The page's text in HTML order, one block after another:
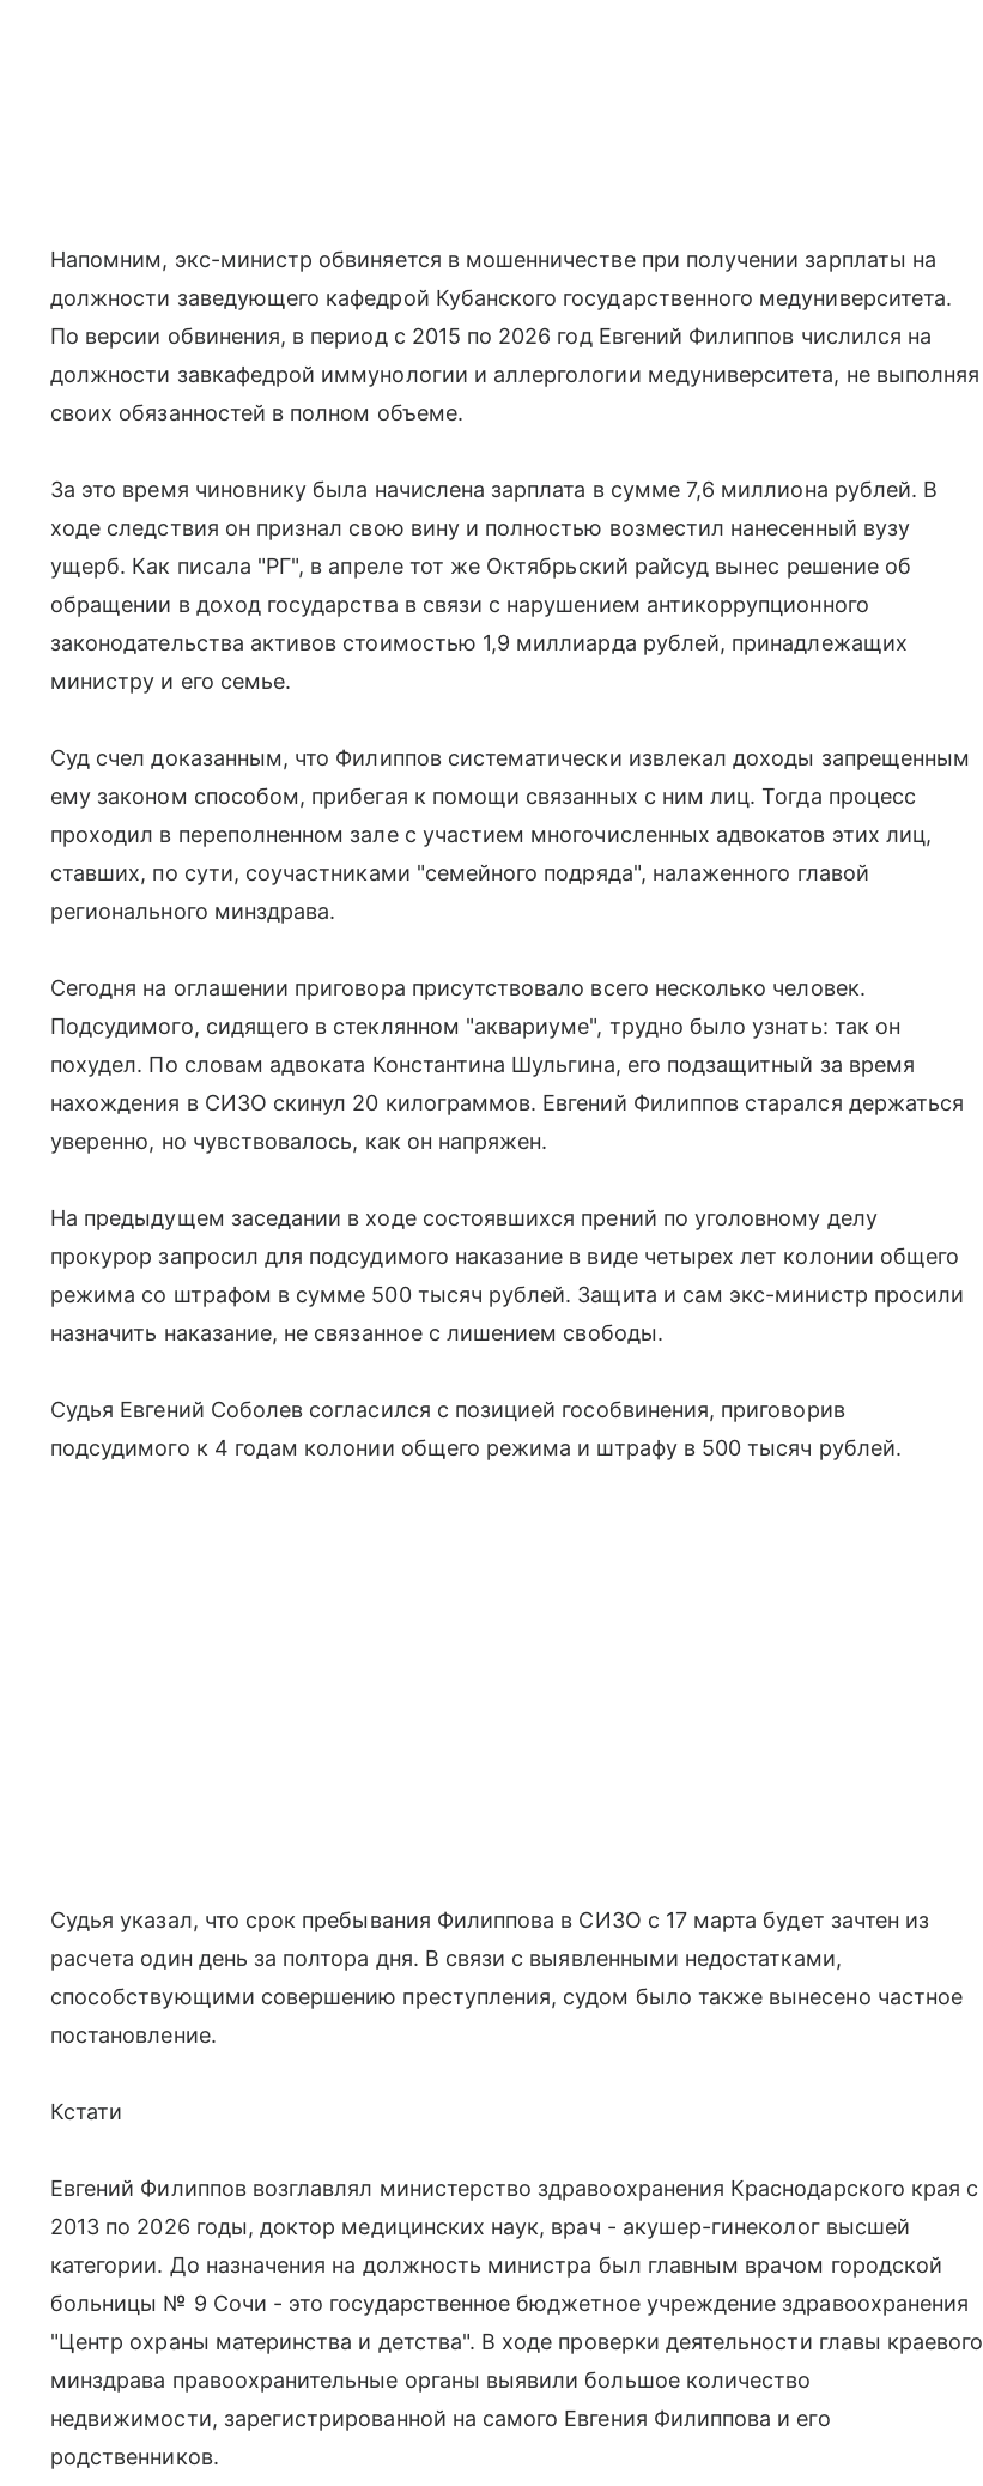
Напомним, экс-министр обвиняется в мошенничестве при получении зарплаты на
должности заведующего кафедрой Кубанского государственного медуниверситета.
По версии обвинения, в период с 2015 по 2026 год Евгений Филиппов числился на
должности завкафедрой иммунологии и аллергологии медуниверситета, не выполняя
своих обязанностей в полном объеме.
За это время чиновнику была начислена зарплата в сумме 7,6 миллиона рублей. В
ходе следствия он признал свою вину и полностью возместил нанесенный вузу
ущерб. Как писала "РГ", в апреле тот же Октябрьский райсуд вынес решение об
обращении в доход государства в связи с нарушением антикоррупционного
законодательства активов стоимостью 1,9 миллиарда рублей, принадлежащих
министру и его семье.
Суд счел доказанным, что Филиппов систематически извлекал доходы запрещенным
ему законом способом, прибегая к помощи связанных с ним лиц. Тогда процесс
проходил в переполненном зале с участием многочисленных адвокатов этих лиц,
ставших, по сути, соучастниками "семейного подряда", налаженного главой
регионального минздрава.
Сегодня на оглашении приговора присутствовало всего несколько человек.
Подсудимого, сидящего в стеклянном "аквариуме", трудно было узнать: так он
похудел. По словам адвоката Константина Шульгина, его подзащитный за время
нахождения в СИЗО скинул 20 килограммов. Евгений Филиппов старался держаться
уверенно, но чувствовалось, как он напряжен.
На предыдущем заседании в ходе состоявшихся прений по уголовному делу
прокурор запросил для подсудимого наказание в виде четырех лет колонии общего
режима со штрафом в сумме 500 тысяч рублей. Защита и сам экс-министр просили
назначить наказание, не связанное с лишением свободы.
Судья Евгений Соболев согласился с позицией гособвинения, приговорив
подсудимого к 4 годам колонии общего режима и штрафу в 500 тысяч рублей.
Судья указал, что срок пребывания Филиппова в СИЗО с 17 марта будет зачтен из
расчета один день за полтора дня. В связи с выявленными недостатками,
способствующими совершению преступления, судом было также вынесено частное
постановление.
Кстати
Евгений Филиппов возглавлял министерство здравоохранения Краснодарского края с
2013 по 2026 годы, доктор медицинских наук, врач - акушер-гинеколог высшей
категории. До назначения на должность министра был главным врачом городской
больницы № 9 Сочи - это государственное бюджетное учреждение здравоохранения
"Центр охраны материнства и детства". В ходе проверки деятельности главы краевого
минздрава правоохранительные органы выявили большое количество
недвижимости, зарегистрированной на самого Евгения Филиппова и его
родственников.